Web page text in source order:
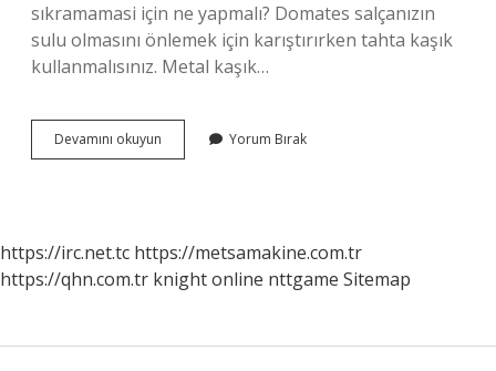
sıkramamasi için ne yapmalı? Domates salçanızın
sulu olmasını önlemek için karıştırırken tahta kaşık
kullanmalısınız. Metal kaşık…
Devamını okuyun
Yaparken
Yorum Bırak
https://irc.net.tc https://metsamakine.com.tr
https://qhn.com.tr knight online nttgame Sitemap